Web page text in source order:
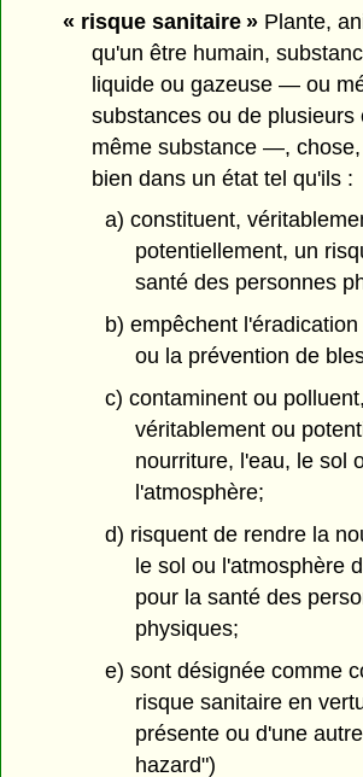
« risque sanitaire »Plante,
qu'un être humain,
liquide ou gazeuse — ou
substances ou de plusieurs
même substance —,
bien dans un état tel qu'ils :
a) constituent,
potentiellement, un
santé des personnes
b) empêchent
ou la prévention de
c) contaminent ou polluent,
véritablement ou
nourriture, l'eau, le sol
l'atmosphère;
d) risquent de rendre la
le sol ou l'atmosphère
pour la santé des
physiques;
e) sont désignée comme
risque sanitaire en
présente ou d'une
hazard")